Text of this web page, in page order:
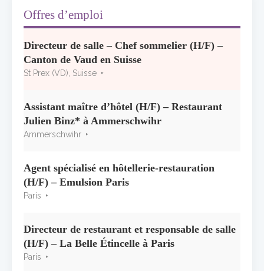
sélection consacrée à la Bourgogne
7 juillet 2026
40 ans chez Georges Blanc
3 juillet 2026
Offres d’emploi
Directeur de salle – Chef sommelier (H/F) –
Canton de Vaud en Suisse
St Prex (VD), Suisse
Assistant maître d’hôtel (H/F) – Restaurant
Julien Binz* à Ammerschwihr
Ammerschwihr
Agent spécialisé en hôtellerie-restauration
(H/F) – Emulsion Paris
Paris
Directeur de restaurant et responsable de salle
(H/F) – La Belle Étincelle à Paris
Paris